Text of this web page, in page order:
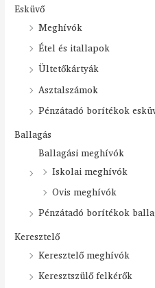
Esküvő
Meghívók
Étel és itallapok
Ültetőkártyák
Asztalszámok
Pénzátadó borítékok
Ballagás
Ballagási meghívók
Iskolai meghívók
Ovis meghívók
Pénzátadó borítékok
Keresztelő
Keresztelő meghívók
Keresztszülő felkérők